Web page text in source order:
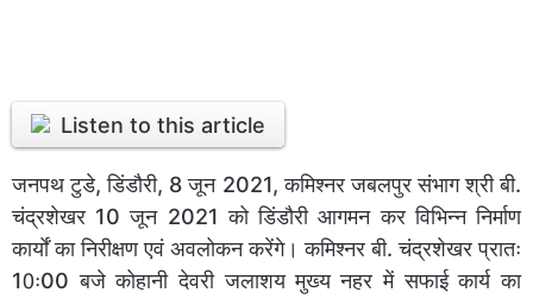
Listen to this article
जनपथ टुडे, डिंडौरी, 8 जून 2021, कमिश्नर जबलपुर संभाग श्री बी.
चंद्रशेखर 10 जून 2021 को डिंडौरी आगमन कर विभिन्न निर्माण
कार्याें का निरीक्षण एवं अवलोकन करेंगे। कमिश्नर बी. चंद्रशेखर प्रातः
10ः00 बजे कोहानी देवरी जलाशय मुख्य नहर में सफाई कार्य का